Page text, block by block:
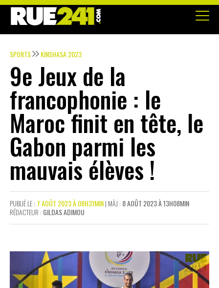
SPORTS KINSHASA 2023
9e Jeux de la
francophonie : le
Maroc finit en tête, le
Gabon parmi les
mauvais élèves !
PUBLIÉ LE : 7 AOÛT 2023 À 08H31MIN| MÀJ : 8 AOÛT 2023 À 13H08MIN
RÉDACTEUR : GILDAS ADIMOU